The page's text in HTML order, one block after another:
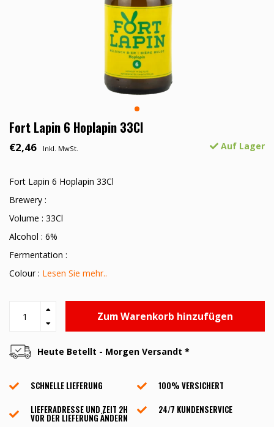
Fort Lapin 6 Hoplapin 33Cl
€2,46 Inkl. MwSt. Auf Lager
Fort Lapin 6 Hoplapin 33Cl
Brewery :
Volume : 33Cl
Alcohol : 6%
Fermentation :
Colour : Lesen Sie mehr..
Zum Warenkorb hinzufügen
Heute Betellt - Morgen Versandt *
SCHNELLE LIEFERUNG
100% VERSICHERT
LIEFERADRESSE UND ZEIT 2H
VOR DER LIEFERUNG ÄNDERN
24/7 KUNDENSERVICE